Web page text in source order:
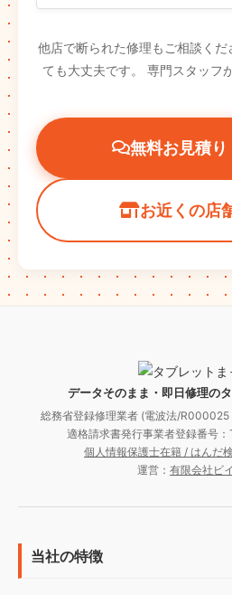
他店で断られた修理もご相談くだ
ても大丈夫です。
専門スタッフ
無料お見積り
お近くの店
データそのまま・即日修理の
総務省登録修理業者 (電波法/
適格請求書発行事業者登録番号
個人情報保護士在籍 / はんだ
運営： 有限会社ビ
当社の特徴